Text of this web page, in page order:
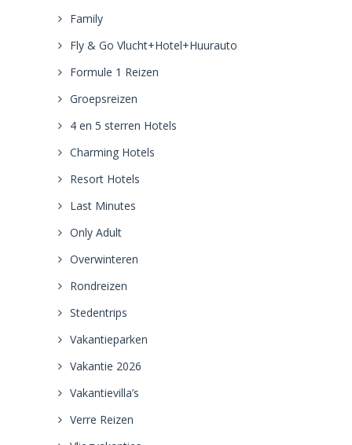
Family
Fly & Go Vlucht+Hotel+Huurauto
Formule 1 Reizen
Groepsreizen
4 en 5 sterren Hotels
Charming Hotels
Resort Hotels
Last Minutes
Only Adult
Overwinteren
Rondreizen
Stedentrips
Vakantieparken
Vakantie 2026
Vakantievilla’s
Verre Reizen